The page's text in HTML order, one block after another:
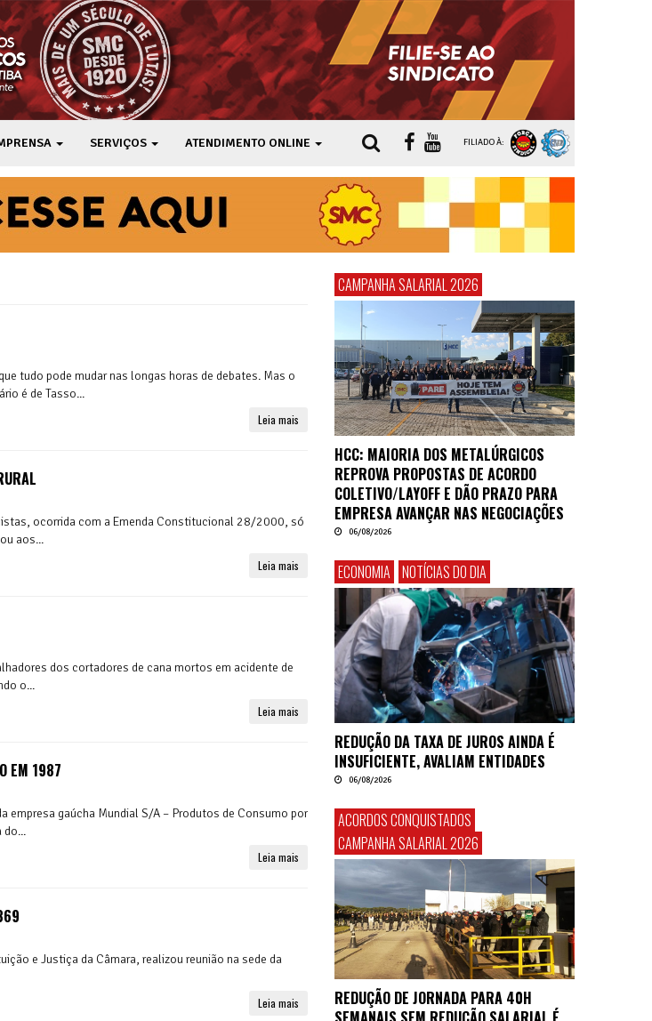
SERVIÇOS ATENDIMENTO ONLINE FILIADO À:
tudo pode mudar nas longas horas de debates. Mas o
é de Tasso...
Leia mais
ocorrida com a Emenda Constitucional 28/2000, só
aos...
Leia mais
dos cortadores de cana mortos em acidente de
o...
Leia mais
EM 1987
empresa gaúcha Mundial S/A – Produtos de Consumo por
do...
Leia mais
e Justiça da Câmara, realizou reunião na sede da
Leia mais
CAMPANHA SALARIAL 2026
HCC: MAIORIA DOS METALÚRGICOS
REPROVA PROPOSTAS DE ACORDO
COLETIVO/LAYOFF E DÃO PRAZO PARA
EMPRESA AVANÇAR NAS NEGOCIAÇÕES
06/08/2026
ECONOMIA NOTÍCIAS DO DIA
REDUÇÃO DA TAXA DE JUROS AINDA É
INSUFICIENTE, AVALIAM ENTIDADES
06/08/2026
ACORDOS CONQUISTADOS
CAMPANHA SALARIAL 2026
REDUÇÃO DE JORNADA PARA 40H